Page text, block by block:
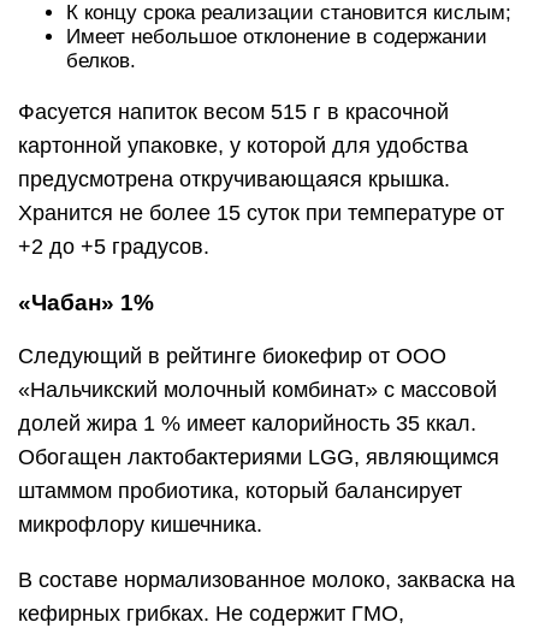
К концу срока реализации становится кислым;
Имеет небольшое отклонение в содержании
белков.
Фасуется напиток весом 515 г в красочной
картонной упаковке, у которой для удобства
предусмотрена откручивающаяся крышка.
Хранится не более 15 суток при температуре от
+2 до +5 градусов.
«Чабан» 1%
Следующий в рейтинге биокефир от ООО
«Нальчикский молочный комбинат» с массовой
долей жира 1 % имеет калорийность 35 ккал.
Обогащен лактобактериями LGG, являющимся
штаммом пробиотика, который балансирует
микрофлору кишечника.
В составе нормализованное молоко, закваска на
кефирных грибках. Не содержит ГМО,